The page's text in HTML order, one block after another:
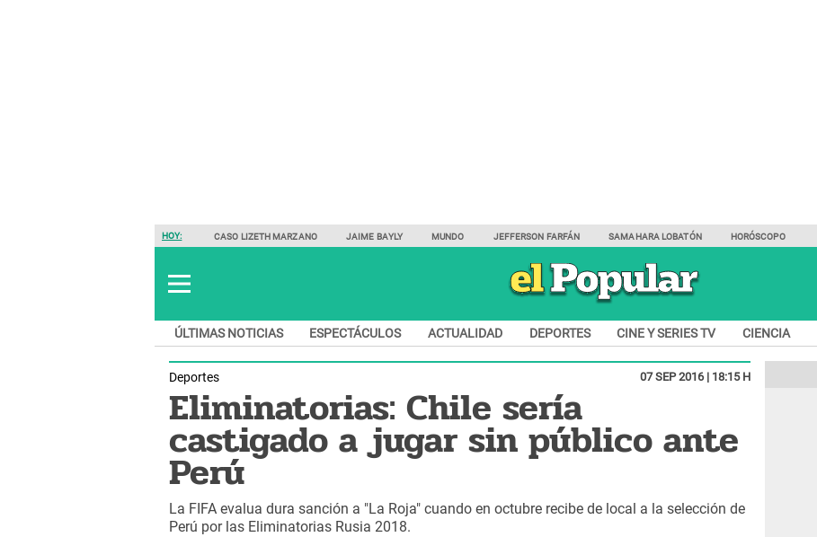
HOY: CASO LIZETH MARZANO JAIME BAYLY MUNDO JEFFERSON FARFÁN SAMAHARA LOBATÓN HORÓSCOPO
ÚLTIMAS NOTICIAS ESPECTÁCULOS ACTUALIDAD DEPORTES CINE Y SERIES TV CIENCIA
Deportes 07 SEP 2016 | 18:15 H
Eliminatorias: Chile sería
castigado a jugar sin público ante
Perú
La FIFA evalua dura sanción a "La Roja" cuando en octubre recibe de local a la selección de
Perú por las Eliminatorias Rusia 2018.